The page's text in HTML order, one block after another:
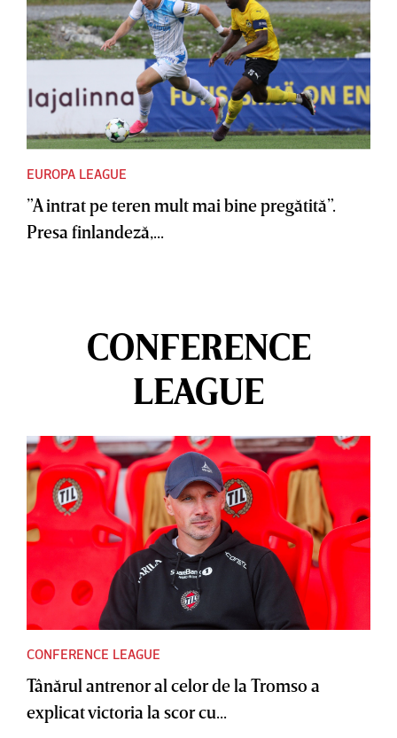
EUROPA LEAGUE
”A intrat pe teren mult mai bine pregătită”.
Presa finlandeză,...
CONFERENCE
LEAGUE
CONFERENCE LEAGUE
Tânărul antrenor al celor de la Tromso a
explicat victoria la scor cu...